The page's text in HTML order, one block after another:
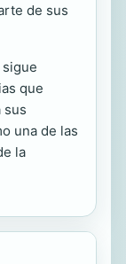
de sus
sigue
que
sus
una de las
la